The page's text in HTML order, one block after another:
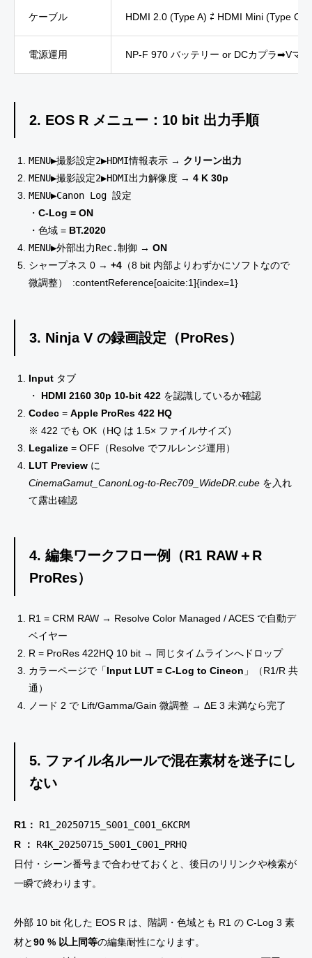
ケーブル HDMI 2.0 (Type A) ⇄ HDMI Mini (Type C)
電源運用 NP-F 970 バッテリー or DCカプラ➡Vマ
2. EOS R メニュー：10 bit 出力手順
MENU▶撮影設定2▶HDMI情報表示 → クリーン出力
MENU▶撮影設定2▶HDMI出力解像度 → 4 K 30p
MENU▶Canon Log 設定
・ C-Log = ON
・色域 = BT.2020
MENU▶外部出力Rec.制御 → ON
シャープネス 0 → +4 （8 bit 内部よりわずかにソフトなので
微調整） :contentReference[oaicite:1]{index=1}
3. Ninja V の録画設定（ProRes）
Input タブ
・ HDMI 2160 30p 10-bit 422 を認識しているか確認
Codec = Apple ProRes 422 HQ
※ 422 でも OK（HQ は 1.5× ファイルサイズ）
Legalize = OFF（Resolve でフルレンジ運用）
LUT Preview に
CinemaGamut_CanonLog-to-Rec709_WideDR.cube を入れ
て露出確認
4. 編集ワークフロー例（R1 RAW＋R
ProRes）
R1 = CRM RAW → Resolve Color Managed / ACES で自動デ
ベイヤー
R = ProRes 422HQ 10 bit → 同じタイムラインへドロップ
カラーページで「Input LUT = C-Log to Cineon 」（R1/R 共
通）
ノード 2 で Lift/Gamma/Gain 微調整 → ΔE 3 未満なら完了
5. ファイル名ルールで混在素材を迷子にし
ない
R1：
R1_20250715_S001_C001_6KCRM
R ：
R4K_20250715_S001_C001_PRHQ
日付・シーン番号まで合わせておくと、後日のリリンクや検索が
一瞬で終わります。
外部 10 bit 化した EOS R は、階調・色域とも R1 の C-Log 3 素
材と90 % 以上同等の編集耐性になります。